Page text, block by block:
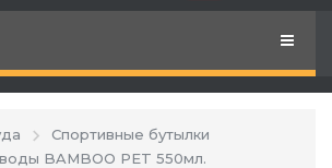
Спортивные бутылки
BAMBOO PET 550мл.